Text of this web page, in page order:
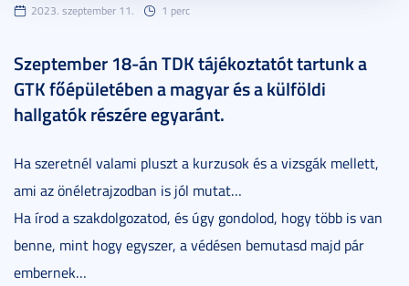
2023. szeptember 11. 1 perc
Szeptember 18-án TDK tájékoztatót tartunk a
GTK főépületében a magyar és a külföldi
hallgatók részére egyaránt.
Ha szeretnél valami pluszt a kurzusok és a vizsgák mellett,
ami az önéletrajzodban is jól mutat…
Ha írod a szakdolgozatod, és úgy gondolod, hogy több is van
benne, mint hogy egyszer, a védésen bemutasd majd pár
embernek…